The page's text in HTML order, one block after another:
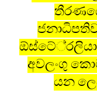
අවලංගු
යන